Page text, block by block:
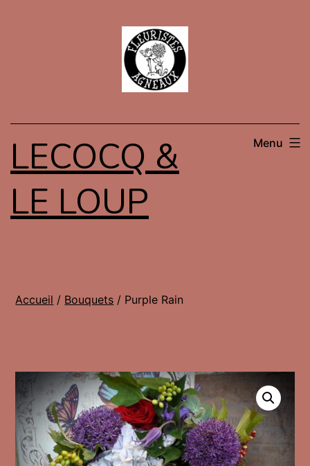
LECOCQ &
LE LOUP
Menu
Accueil / Bouquets / Purple Rain